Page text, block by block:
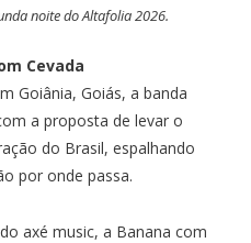
noite do Altafolia 2026.
Cevada
Goiânia, Goiás, a banda
a proposta de levar o
do Brasil, espalhando
por onde passa.
axé music, a Banana com